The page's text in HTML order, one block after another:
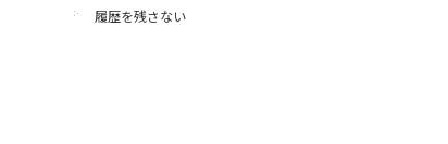
履歴を残さない